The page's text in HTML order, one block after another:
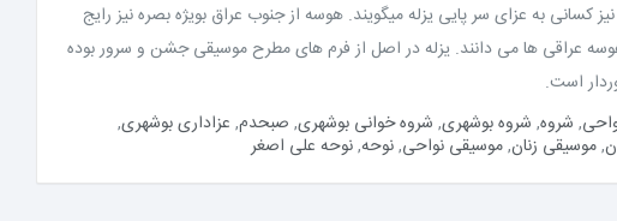
کسانی به عزای سر پایی یزله میگویند. هوسه از جنوب عراق بویژه بصره نیز رایج
عراقی ها می دانند. یزله در اصل از فرم های مطرح موسیقی جشن و سرور بوده
است.
, شروه, شروه بوشهری, شروه خوانی بوشهری, صبحدم, عزاداری بوشهری,
,موسیقی زنان,موسیقی نواحی,نوحه,نوحه علی اصغر